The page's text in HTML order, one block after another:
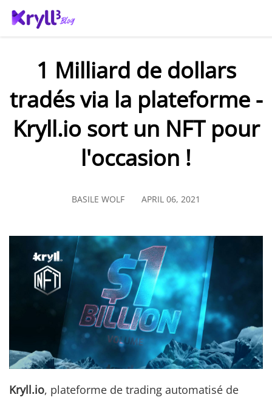
1 Milliard de dollars
tradés via la plateforme -
Kryll.io sort un NFT pour
l'occasion !
BASILE WOLF APRIL 06, 2021
Kryll.io, plateforme de trading automatisé de